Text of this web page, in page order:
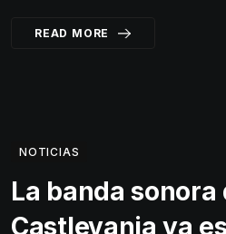
READ MORE
NOTICIAS
La banda sonora
Castlevania ya